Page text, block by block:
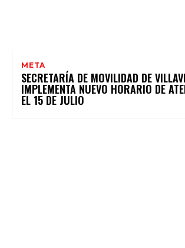
META
SECRETARÍA DE MOVILIDAD DE
IMPLEMENTA NUEVO HORARIO DE
EL 15 DE JULIO